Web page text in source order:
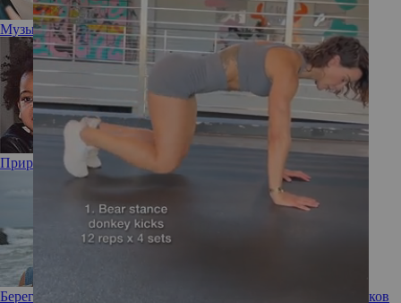
Музыка за рулем защищает сердце
Природа отдохнула: некрасивые дочери знаменитостей
Берегите здоровье, финансы и нервы: гороскоп для всех знаков